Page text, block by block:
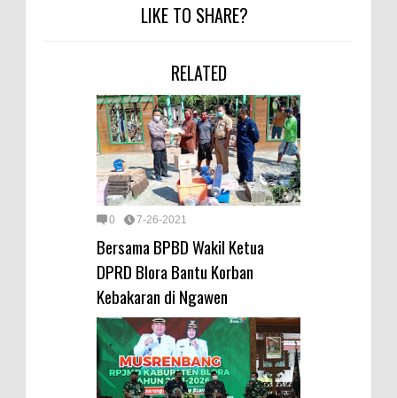
LIKE TO SHARE?
RELATED
0 7-26-2021
Bersama BPBD Wakil Ketua
DPRD Blora Bantu Korban
Kebakaran di Ngawen